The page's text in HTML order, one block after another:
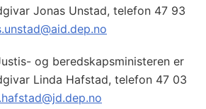
Jonas Unstad, telefon 47 93
og beredskapsministeren er
Linda Hafstad, telefon 47 03